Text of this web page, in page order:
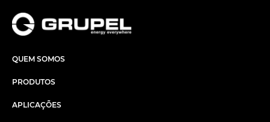
QUEM SOMOS
PRODUTOS
APLICAÇÕES